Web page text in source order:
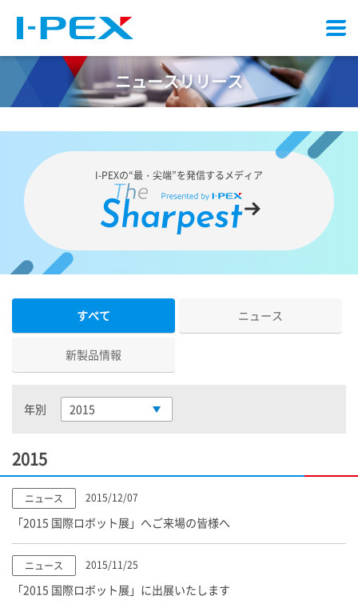
ニ
ュ
ー
ニュースリリース
I-PEXの“最・尖端”を発信するメディア
すべて ニュース
新製品情報
年別 2015
2015
ニュース 2015/12/07
「2015 国際ロボット展」へご来場の皆様へ
ニュース 2015/11/25
「2015 国際ロボット展」に出展いたします